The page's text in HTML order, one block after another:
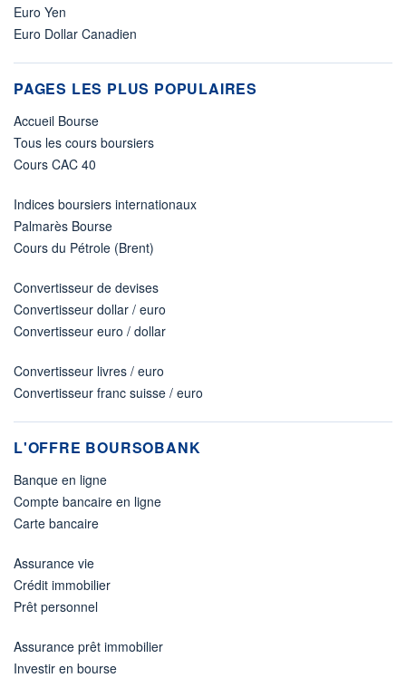
Euro Yen
Euro Dollar Canadien
PAGES LES PLUS POPULAIRES
Accueil Bourse
Tous les cours boursiers
Cours CAC 40
Indices boursiers internationaux
Palmarès Bourse
Cours du Pétrole (Brent)
Convertisseur de devises
Convertisseur dollar / euro
Convertisseur euro / dollar
Convertisseur livres / euro
Convertisseur franc suisse / euro
L'OFFRE BOURSOBANK
Banque en ligne
Compte bancaire en ligne
Carte bancaire
Assurance vie
Crédit immobilier
Prêt personnel
Assurance prêt immobilier
Investir en bourse